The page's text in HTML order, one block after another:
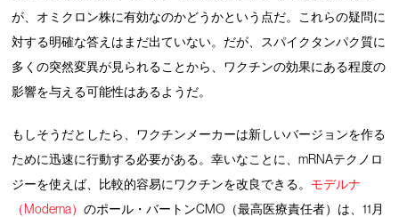
が、オミクロン株に有効なのかどうかという点だ。これらの疑問に
対する明確な答えはまだ出ていない。だが、スパイクタンパク質に
多くの突然変異が見られることから、ワクチンの効果にある程度の
影響を与える可能性はあるようだ。
もしそうだとしたら、ワクチンメーカーは新しいバージョンを作る
ために迅速に行動する必要がある。幸いなことに、mRNAテクノロ
ジーを使えば、比較的容易にワクチンを改良できる。 モデルナ
（Moderna）のポール・バートンCMO（最高医療責任者）は、11月